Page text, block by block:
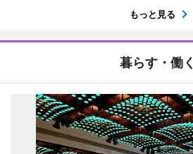
もっと見る
暮らす・働く